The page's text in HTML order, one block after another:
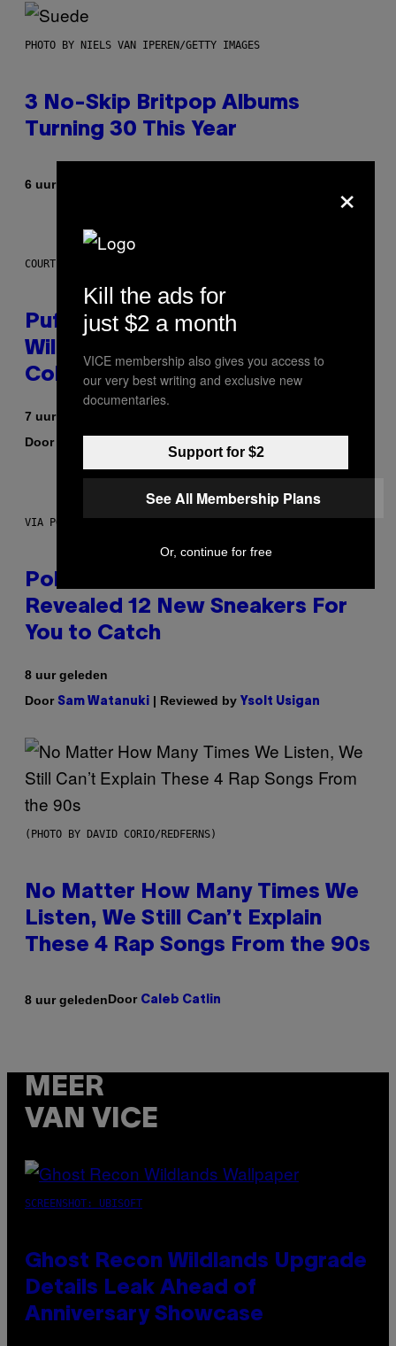
PHOTO BY NIELS VAN IPEREN/GETTY IMAGES
3 No-Skip Britpop Albums
Turning 30 This Year
6 uur geleden
COURTESY OF PUFFCO
Puffco Went Full Gamer With Its
Wild New Plasma Peak Pro
Colorway
7 uur geleden
Door
Ysolt Usigan
VIA POKEMON/ADIDAS/NINTENDO
Pokemon and Adidas Just
Revealed 12 New Sneakers For
You to Catch
8 uur geleden
Door Sam Watanuki | Reviewed by Ysolt Usigan
(PHOTO BY DAVID CORIO/REDFERNS)
No Matter How Many Times We
Listen, We Still Can’t Explain
These 4 Rap Songs From the 90s
8 uur geledenDoor Caleb Catlin
MEER
VAN VICE
SCREENSHOT: UBISOFT
Ghost Recon Wildlands Upgrade
Details Leak Ahead of
Anniversary Showcase
×
Kill the ads for
just $2 a month
VICE membership also gives you access to
our very best writing and exclusive new
documentaries.
Support for $2
See All Membership Plans
Or, continue for free